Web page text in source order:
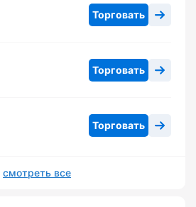
Торговать
Торговать
Торговать
смотреть все